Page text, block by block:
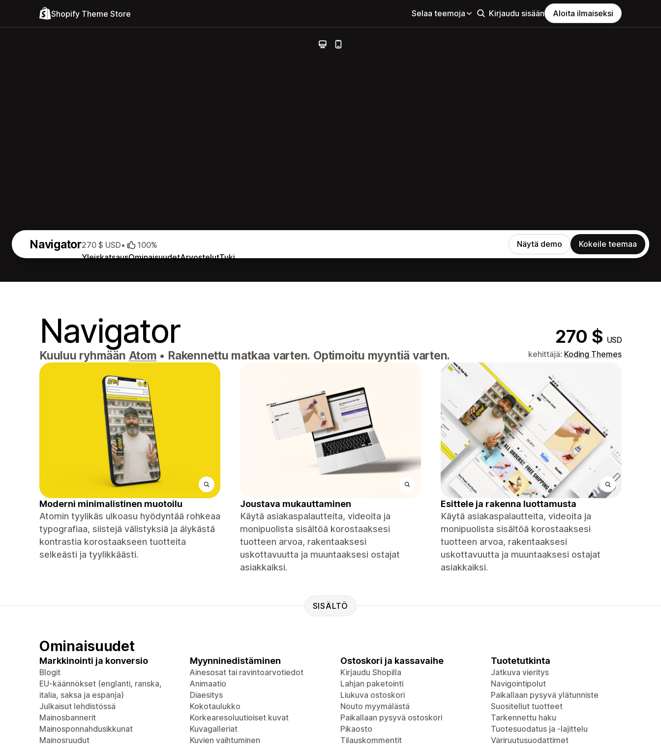
Shopify Theme Store Selaa teemoja Kirjaudu sisään Aloita ilmaiseksi
Navigator
YleiskatsausOminaisuudetArvostelutTuki
270 $ USD• 100% Näytä demo Kokeile teemaa
Navigator 270 $ USD
Kuuluu ryhmään Atom • Rakennettu matkaa varten. Optimoitu myyntiä varten. kehittäjä: Koding Themes
Moderni minimalistinen muotoilu
Atomin tyylikäs ulkoasu hyödyntää rohkeaa
typografiaa, siistejä välistyksiä ja älykästä
kontrastia korostaakseen tuotteita
selkeästi ja tyylikkäästi.
Joustava mukauttaminen
Käytä asiakaspalautteita, videoita ja
monipuolista sisältöä korostaaksesi
tuotteen arvoa, rakentaaksesi
uskottavuutta ja muuntaaksesi ostajat
asiakkaiksi.
Esittele ja rakenna luottamusta
Käytä asiakaspalautteita, videoita ja
monipuolista sisältöä korostaaksesi
tuotteen arvoa, rakentaaksesi
uskottavuutta ja muuntaaksesi ostajat
asiakkaiksi.
SISÄLTÖ
Ominaisuudet
Markkinointi ja konversio
Blogit
EU-käännökset (englanti, ranska,
italia, saksa ja espanja)
Julkaisut lehdistössä
Mainosbannerit
Mainosponnahdusikkunat
Mainosruudut
Myynninedistäminen
Ainesosat tai ravintoarvotiedot
Animaatio
Diaesitys
Kokotaulukko
Korkearesoluutioiset kuvat
Kuvagalleriat
Kuvien vaihtuminen
Ostoskori ja kassavaihe
Kirjaudu Shopilla
Lahjan paketointi
Liukuva ostoskori
Nouto myymälästä
Paikallaan pysyvä ostoskori
Pikaosto
Tilauskommentit
Tuotetutkinta
Jatkuva vieritys
Navigointipolut
Paikallaan pysyvä ylätunniste
Suositellut tuotteet
Tarkennettu haku
Tuotesuodatus ja -lajittelu
Väriruutusuodattimet